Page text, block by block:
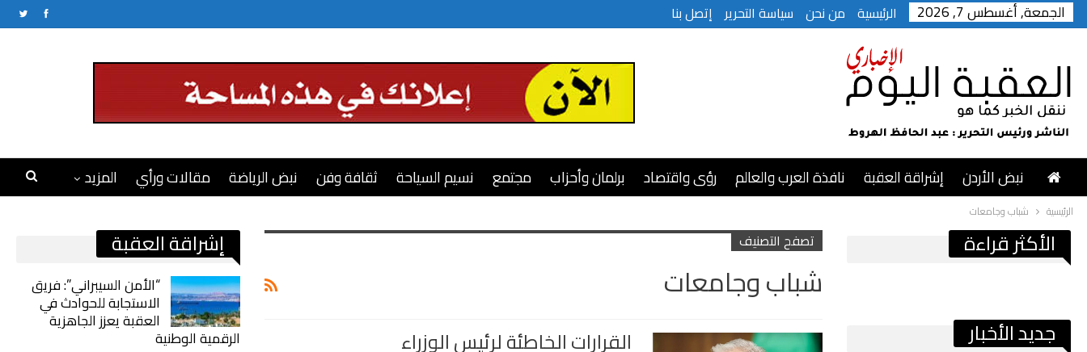
الجمعة, أغسطس 7, 2026 الرئيسية من نحن سياسة التحرير إتصل بنا
نبض الأردن إشراقة العقبة نافذة العرب والعالم رؤى واقتصاد برلمان وأحزاب مجتمع نسيم السياحة ثقافة وفن نبض الرياضة مقالات ورأي المزيد
الرئيسية شباب وجامعات
تصفح التصنيف
شباب وجامعات
القرارات الخاطئة لرئيس الوزراء
إشراقة العقبة
“الأمن السيبراني”: فريق
الاستجابة للحوادث في
العقبة يعزز الجاهزية
الرقمية الوطنية
الأكثر قراءة
جديد الأخبار